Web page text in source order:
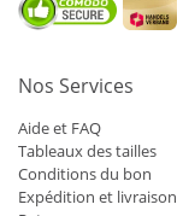
Nos Services
Aide et FAQ
Tableaux des tailles
Conditions du bon
Expédition et livraison